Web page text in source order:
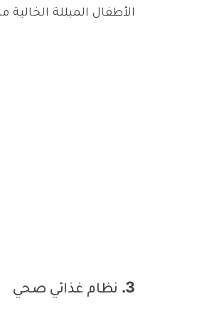
الأطفال المبللة الخالية
3. نظام غذائي صحي